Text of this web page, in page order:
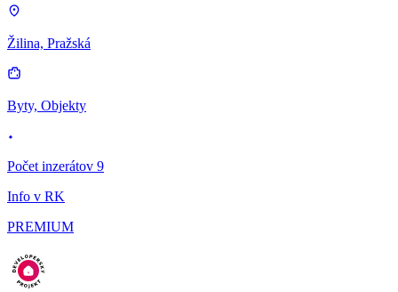
Žilina, Pražská
Byty, Objekty
Počet inzerátov 9
Info v RK
PREMIUM